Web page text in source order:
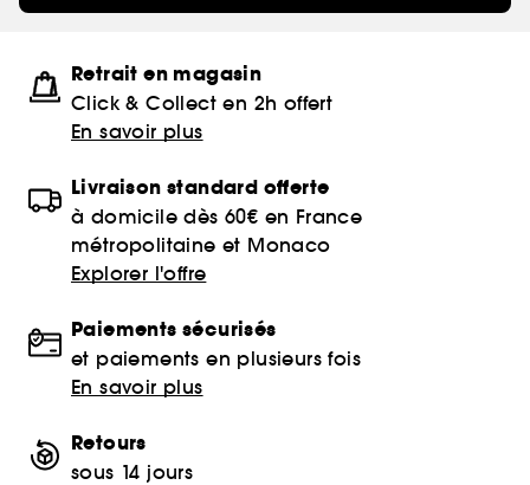
Retrait en magasin
Click & Collect en 2h offert
En savoir plus
Livraison standard offerte
à domicile dès 60€ en France
métropolitaine et Monaco
Explorer l'offre
Paiements sécurisés
et paiements en plusieurs fois
En savoir plus
Retours
sous 14 jours